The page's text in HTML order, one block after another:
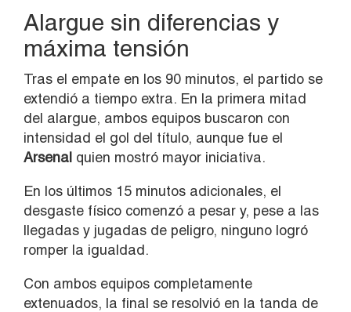
Alargue sin diferencias y
máxima tensión
Tras el empate en los 90 minutos, el partido se
extendió a tiempo extra. En la primera mitad
del alargue, ambos equipos buscaron con
intensidad el gol del título, aunque fue el
Arsenal quien mostró mayor iniciativa.
En los últimos 15 minutos adicionales, el
desgaste físico comenzó a pesar y, pese a las
llegadas y jugadas de peligro, ninguno logró
romper la igualdad.
Con ambos equipos completamente
extenuados, la final se resolvió en la tanda de